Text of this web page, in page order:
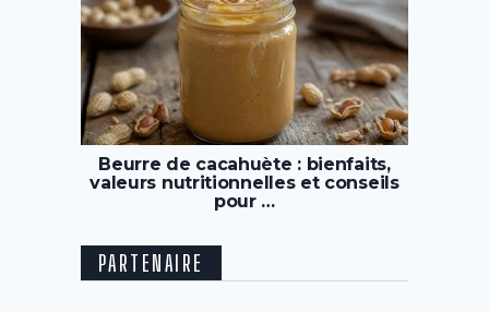
Beurre de cacahuète : bienfaits,
valeurs nutritionnelles et conseils
pour …
PARTENAIRE